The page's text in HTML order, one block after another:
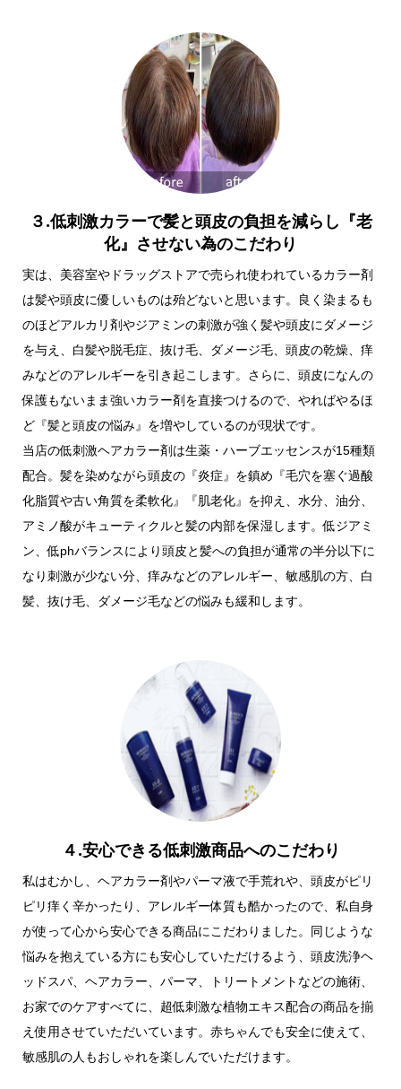
３.低刺激カラーで髪と頭皮の負担を減らし『老
化』させない為のこだわり
実は、美容室やドラッグストアで売られ使われているカラー剤
は髪や頭皮に優しいものは殆どないと思います。良く染まるも
のほどアルカリ剤やジアミンの刺激が強く髪や頭皮にダメージ
を与え、白髪や脱毛症、抜け毛、ダメージ毛、頭皮の乾燥、痒
みなどのアレルギーを引き起こします。さらに、頭皮になんの
保護もないまま強いカラー剤を直接つけるので、やればやるほ
ど『髪と頭皮の悩み』を増やしているのが現状です。
当店の低刺激ヘアカラー剤は生薬・ハーブエッセンスが15種類
配合。髪を染めながら頭皮の『炎症』を鎮め『毛穴を塞ぐ過酸
化脂質や古い角質を柔軟化』『肌老化』を抑え、水分、油分、
アミノ酸がキューティクルと髪の内部を保湿します。低ジアミ
ン、低phバランスにより頭皮と髪への負担が通常の半分以下に
なり刺激が少ない分、痒みなどのアレルギー、敏感肌の方、白
髪、抜け毛、ダメージ毛などの悩みも緩和します。
４.安心できる低刺激商品へのこだわり
私はむかし、ヘアカラー剤やパーマ液で手荒れや、頭皮がピリ
ピリ痒く辛かったり、アレルギー体質も酷かったので、私自身
が使って心から安心できる商品にこだわりました。同じような
悩みを抱えている方にも安心していただけるよう、頭皮洗浄ヘ
ッドスパ、ヘアカラー、パーマ、トリートメントなどの施術、
お家でのケアすべてに、超低刺激な植物エキス配合の商品を揃
え使用させていただいています。赤ちゃんでも安全に使えて、
敏感肌の人もおしゃれを楽しんでいただけます。